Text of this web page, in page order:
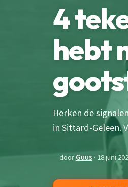
4
hebt
Herken de
in Sittard-Geleen.
doorGuus · 18 juni